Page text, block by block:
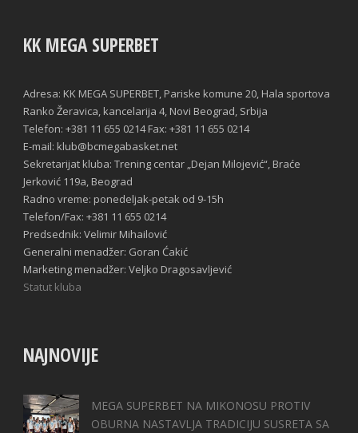
KK MEGA SUPERBET
Adresa: KK MEGA SUPERBET, Pariske komune 20, Hala sportova
Ranko Žeravica, kancelarija 4, Novi Beograd, Srbija
Telefon: +381 11 655 0214 Fax: +381 11 655 0214
E-mail: klub@bcmegabasket.net
Sekretarijat kluba: Trening centar „Dejan Milojević“, Braće
Jerković 119a, Beograd
Radno vreme: ponedeljak-petak od 9-15h
Telefon/Fax: +381 11 655 0214
Predsednik: Velimir Mihailović
Generalni menadžer: Goran Ćakić
Marketing menadžer: Veljko Dragosavljević
Statut kluba
NAJNOVIJE
MEGA SUPERBET NA MIKONOSU PROTIV
OBURNA NASTAVLJA TRADICIJU SUSRETA SA